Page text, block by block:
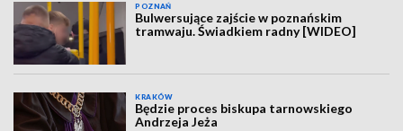
POZNAŃ
Bulwersujące zajście w poznańskim
tramwaju. Świadkiem radny [WIDEO]
KRAKÓW
Będzie proces biskupa tarnowskiego
Andrzeja Jeża